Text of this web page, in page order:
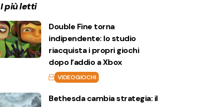
I più letti
Double Fine torna
indipendente: lo studio
riacquista i propri giochi
dopo l’addio a Xbox
VIDEOGIOCHI
Bethesda cambia strategia: il